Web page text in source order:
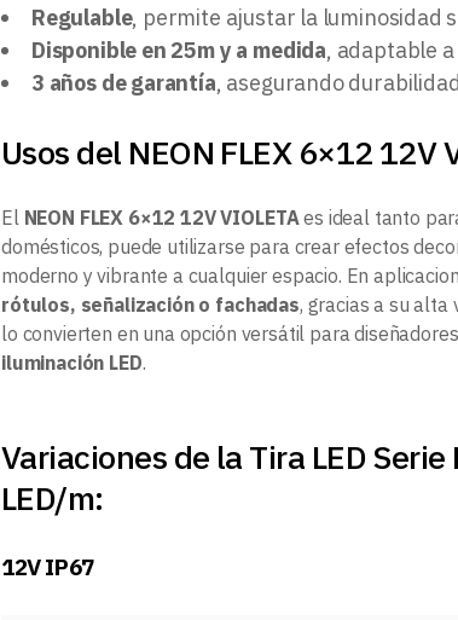
Regulable, permite ajustar la luminosidad
Disponible en 25m y a medida, adaptable
3 años de garantía, asegurando
Usos del NEON FLEX 6×12 12V
El NEON FLEX 6×12 12V VIOLETAes ideal tanto
domésticos, puede utilizarse para crear efectos
moderno y vibrante a cualquier espacio. En
rótulos, señalización o fachadas, gracias a su alta
lo convierten en una opción versátil para
iluminación LED.
Variaciones de la Tira LED Serie
LED/m:
12V IP67